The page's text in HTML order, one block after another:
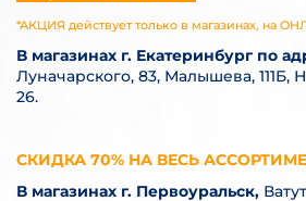
*АКЦИЯ действует только в магазинах,
В магазинах г. Екатеринбург по
Луначарского, 83, Малышева, 111Б,
26.
СКИДКА 70% НА ВЕСЬ
В магазинах г. Первоуральск,